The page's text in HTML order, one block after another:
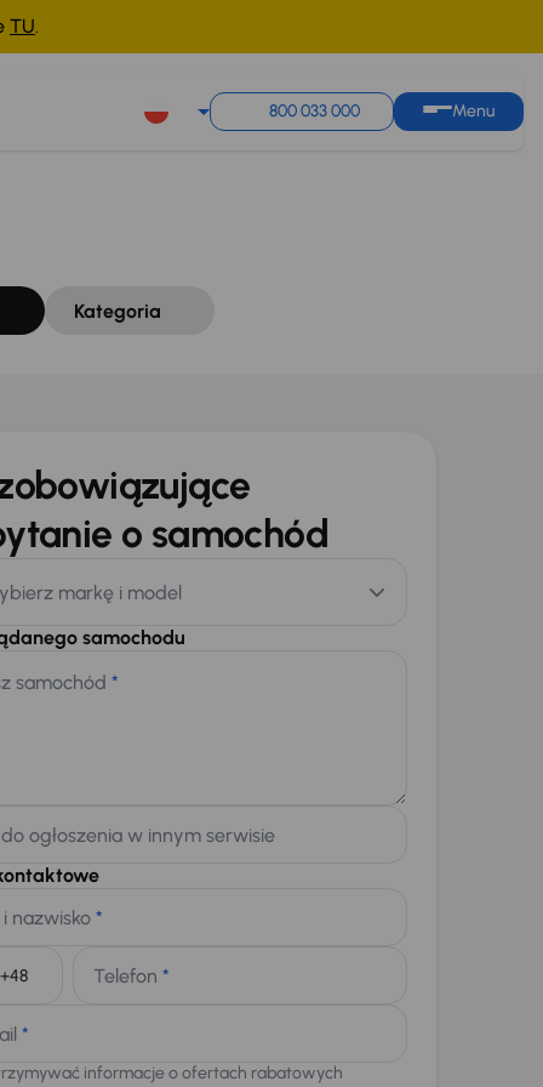
TU.
800 033 000 Menu
Kategoria
o samochód
markę i model
samochodu
samochód *
ogłoszenia w innym serwisie
nazwisko *
Telefon *
*
informacje o ofertach rabatowych